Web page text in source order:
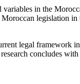
variables in the
legislation
legal
concludes